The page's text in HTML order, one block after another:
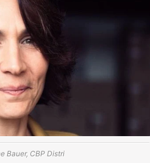
Bauer, CBP Distri